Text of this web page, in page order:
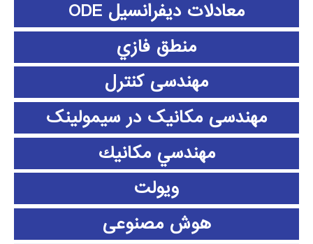
معادلات دیفرانسیل ODE
منطق فازي
مهندسی کنترل
مهندسی مکانیک در سیمولینک
مهندسي مكانيك
ویولت
هوش مصنوعی